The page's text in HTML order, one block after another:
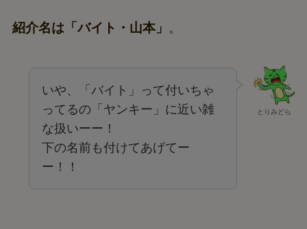
紹介名は「バイト・山本」 。
とりみどら
いや、「バイト」って付いちゃ
ってるの「ヤンキー」に近い雑
な扱いーー！
下の名前も付けてあげてー
ー！！